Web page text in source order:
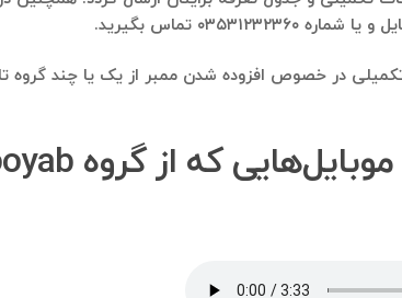
تماس بگیرید.
در خصوص افزوده شدن ممبر از یک یا چند گروه